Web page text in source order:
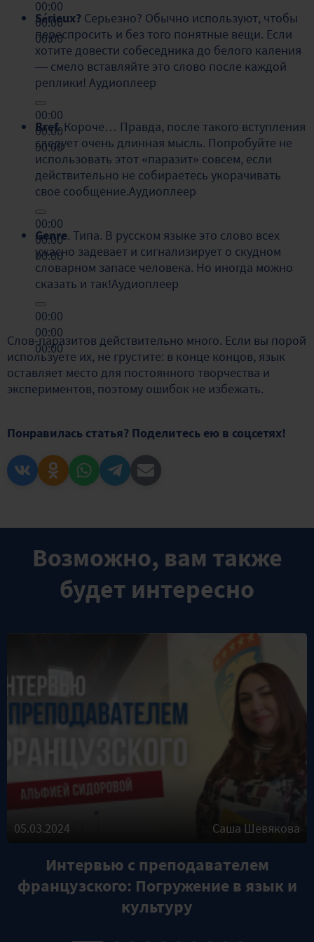
00:00
00:00
00:00
Sérieux? Серьезно? Обычно используют, чтобы
переспросить и без того понятные вещи. Если
хотите довести собеседника до белого каления
— смело вставляйте это слово после каждой
реплики! Аудиоплеер
00:00
00:00
00:00
Bref.Короче… Правда, после такого вступления
следует очень длинная мысль. Попробуйте не
использовать этот «паразит» совсем, если
действительно не собираетесь укорачивать
свое сообщение.Аудиоплеер
00:00
00:00
00:00
Genre. Типа. В русском языке это слово всех
ужасно задевает и сигнализирует о скудном
словарном запасе человека. Но иногда можно
сказать и так!Аудиоплеер
00:00
00:00
00:00
Слов-паразитов действительно много. Если вы порой
используете их, не грустите: в конце концов, язык
оставляет место для постоянного творчества и
экспериментов, поэтому ошибок не избежать.
Понравилась статья? Поделитесь ею в соцсетях!
Возможно, вам также
будет интересно
05.03.2024 Саша Шевякова
Интервью с преподавателем
французского: Погружение в язык и
культуру